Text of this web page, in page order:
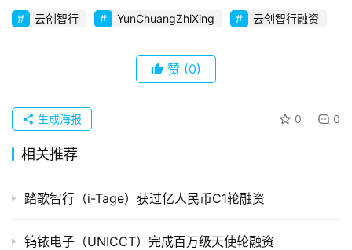
企
业
发
布
购
重
登录
投稿
云创智行 YunChuangZhiXing 云创智行融资
赞 (0)
0 0
生成海报
相关推荐
踏歌智行（i-Tage）获过亿人民币C1轮融资
钨铱电子（UNICCT）完成百万级天使轮融资